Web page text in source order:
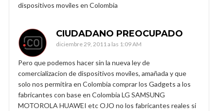
dispositivos moviles en Colombia
CIUDADANO PREOCUPADO
diciembre 29, 2011 a las 1:09 AM
Pero que podemos hacer sin la nueva ley de
comercializacion de dispositivos moviles, amañada y que
solo nos permitira en Colombia comprar los Gadgets a los
fabricantes con base en Colombia LG SAMSUNG
MOTOROLA HUAWEI etc OJO no los fabricantes reales si